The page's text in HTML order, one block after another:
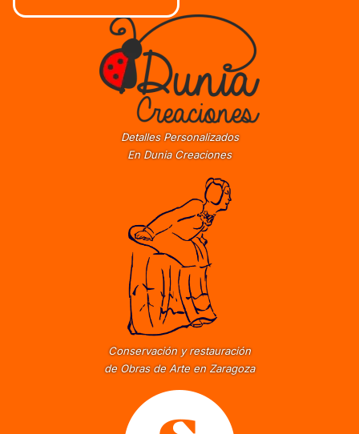
Detalles Personalizados
En Dunia Creaciones
Conservación y restauración
de Obras de Arte en Zaragoza